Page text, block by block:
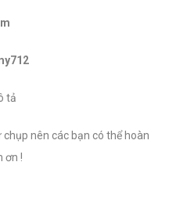
tả
nên các bạn có thể hoàn
ơn !